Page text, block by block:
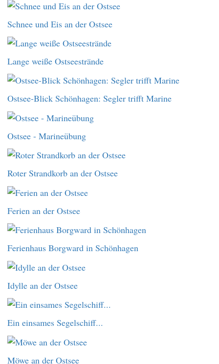
Schnee und Eis an der Ostsee
Lange weiße Ostseestrände
Ostsee-Blick Schönhagen: Segler trifft Marine
Ostsee - Marineübung
Roter Strandkorb an der Ostsee
Ferien an der Ostsee
Ferienhaus Borgward in Schönhagen
Idylle an der Ostsee
Ein einsames Segelschiff...
Möwe an der Ostsee